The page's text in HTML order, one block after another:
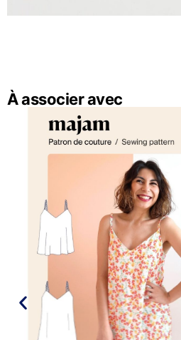
À associer avec